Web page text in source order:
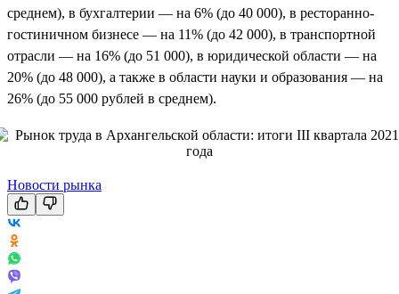
среднем), в бухгалтерии — на 6% (до 40 000), в ресторанно-
гостиничном бизнесе — на 11% (до 42 000), в транспортной
отрасли — на 16% (до 51 000), в юридической области — на
20% (до 48 000), а также в области науки и образования — на
26% (до 55 000 рублей в среднем).
Новости рынка